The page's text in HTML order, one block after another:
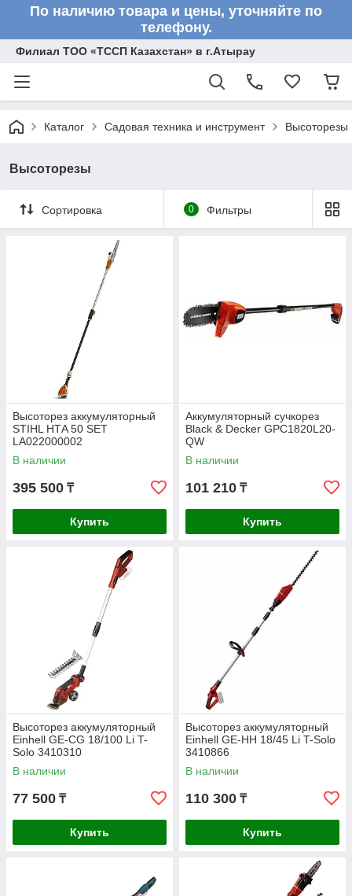
По наличию товара и цены, уточняйте по
телефону.
Филиал ТОО «ТССП Казахстан» в г.Атырау
Каталог Садовая техника и инструмент Высоторезы
Высоторезы
Сортировка 0 Фильтры
Высоторез аккумуляторный
STIHL НТA 50 SET
LA022000002
В наличии
395 500 ₸
Купить
Аккумуляторный сучкорез
Black & Decker GPC1820L20-
QW
В наличии
101 210 ₸
Купить
Высоторез аккумуляторный
Einhell GE-CG 18/100 Li T-
Solo 3410310
В наличии
77 500 ₸
Купить
Высоторез аккумуляторный
Einhell GE-HH 18/45 Li T-Solo
3410866
В наличии
110 300 ₸
Купить